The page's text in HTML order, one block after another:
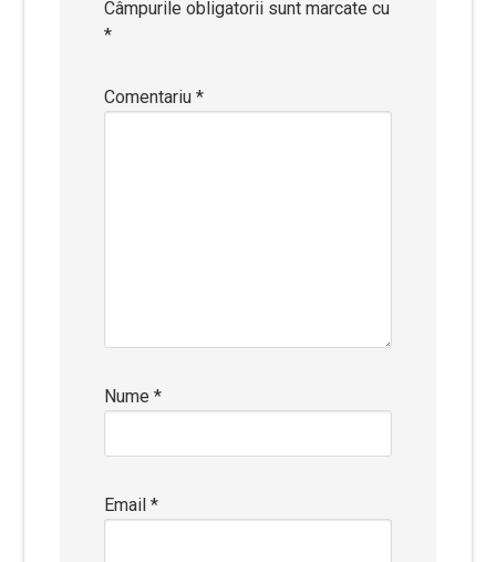
Câmpurile obligatorii sunt marcate cu
*
Comentariu*
Nume*
Email*